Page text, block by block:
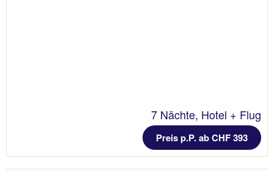
7 Nächte, Hotel + Flug
Preis p.P. ab CHF 393